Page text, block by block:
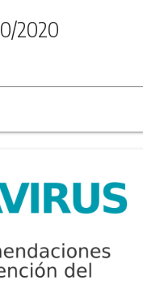
2020